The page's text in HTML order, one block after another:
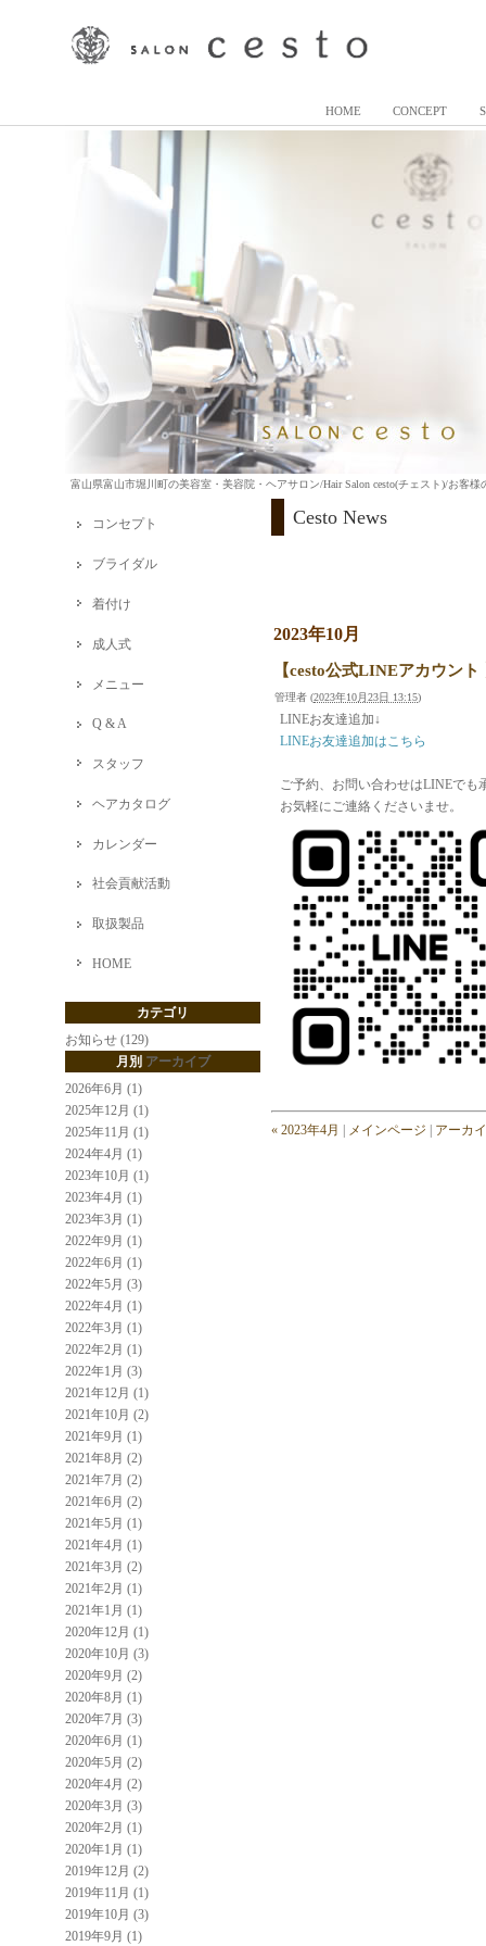
富山県富山市堀川町の美容室・美容院・ヘアサロン/Hair Salon cesto(チェスト)/お客
HOME CONCEPT
Cesto News
2023年10月
【cesto公式LINEアカウント
管理者 (2023年10月23日 13:15)
LINEお友達追加↓
LINEお友達追加はこちら
ご予約、お問い合わせはLINEでも
お気軽にご連絡くださいませ。
« 2023年4月 メインページ アーカ
コンセプト
ブライダル
着付け
成人式
メニュー
Q & A
スタッフ
ヘアカタログ
カレンダー
社会貢献活動
取扱製品
HOME
カテゴリ
お知らせ (129)
月別 アーカイブ
2026年6月 (1)
2025年12月 (1)
2025年11月 (1)
2024年4月 (1)
2023年10月 (1)
2023年4月 (1)
2023年3月 (1)
2022年9月 (1)
2022年6月 (1)
2022年5月 (3)
2022年4月 (1)
2022年3月 (1)
2022年2月 (1)
2022年1月 (3)
2021年12月 (1)
2021年10月 (2)
2021年9月 (1)
2021年8月 (2)
2021年7月 (2)
2021年6月 (2)
2021年5月 (1)
2021年4月 (1)
2021年3月 (2)
2021年2月 (1)
2021年1月 (1)
2020年12月 (1)
2020年10月 (3)
2020年9月 (2)
2020年8月 (1)
2020年7月 (3)
2020年6月 (1)
2020年5月 (2)
2020年4月 (2)
2020年3月 (3)
2020年2月 (1)
2020年1月 (1)
2019年12月 (2)
2019年11月 (1)
2019年10月 (3)
2019年9月 (1)